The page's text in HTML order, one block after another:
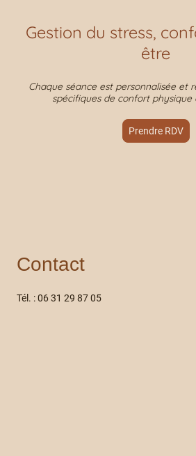
Gestion du stress,
être
Chaque séance est personnalisée et
spécifiques de confort physique
Prendre RDV
Contact
Tél. : 06 31 29 87 05